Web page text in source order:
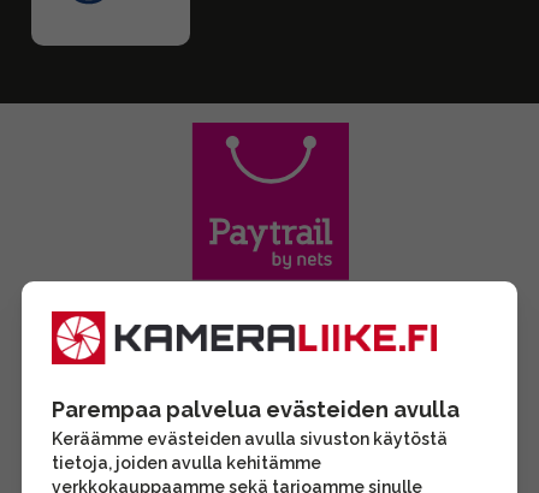
Parempaa palvelua evästeiden avulla
Keräämme evästeiden avulla sivuston käytöstä
tietoja, joiden avulla kehitämme
verkkokauppaamme sekä tarjoamme sinulle